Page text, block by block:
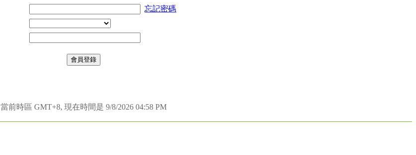
忘記密碼
當前時區 GMT+8, 現在時間是 9/8/2026 04:58 PM